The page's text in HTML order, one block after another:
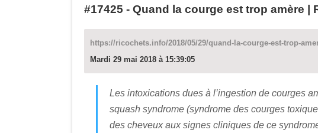
#17425 - Quand la courge est trop amère |
https://ricochets.info/2018/05/29/quand-la-courge-est-trop-
Mardi 29 mai 2018 à 15:39:05
Les intoxications dues à l’ingestion de courges
squash syndrome (syndrome des courges
des cheveux aux signes cliniques de ce